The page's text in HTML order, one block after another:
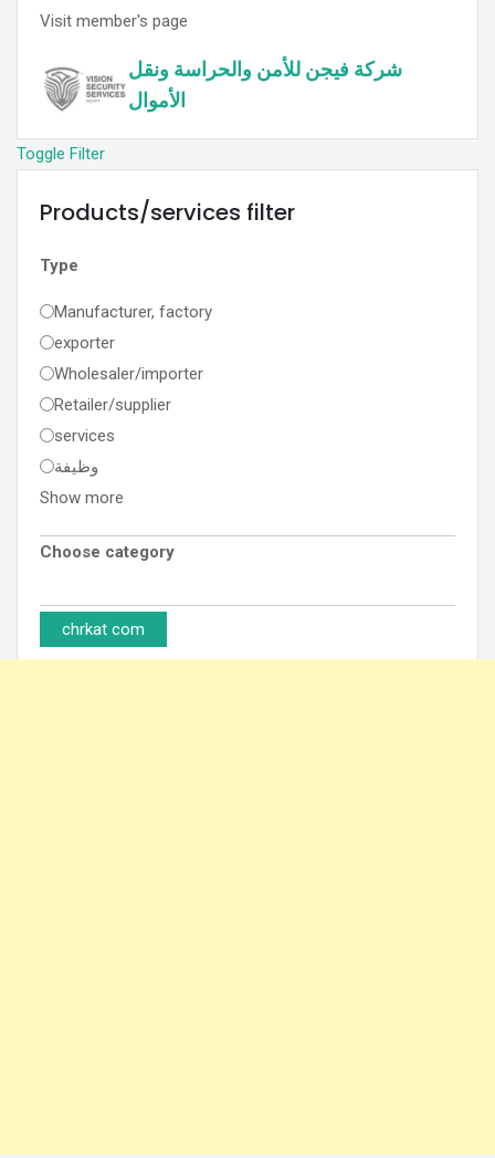
Visit member's page
شركة فيجن للأمن والحراسة ونقل
الأموال
Toggle Filter
Products/services filter
Type
Manufacturer, factory
exporter
Wholesaler/importer
Retailer/supplier
services
وظيفة
Show more
Choose category
chrkat com